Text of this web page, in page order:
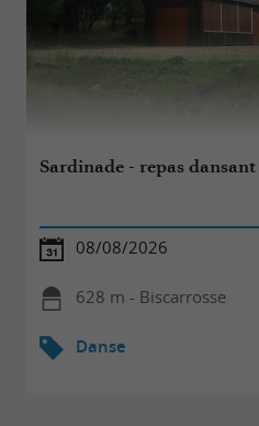
Sardinade - repas dansant
08/08/2026
628 m - Biscarrosse
Danse